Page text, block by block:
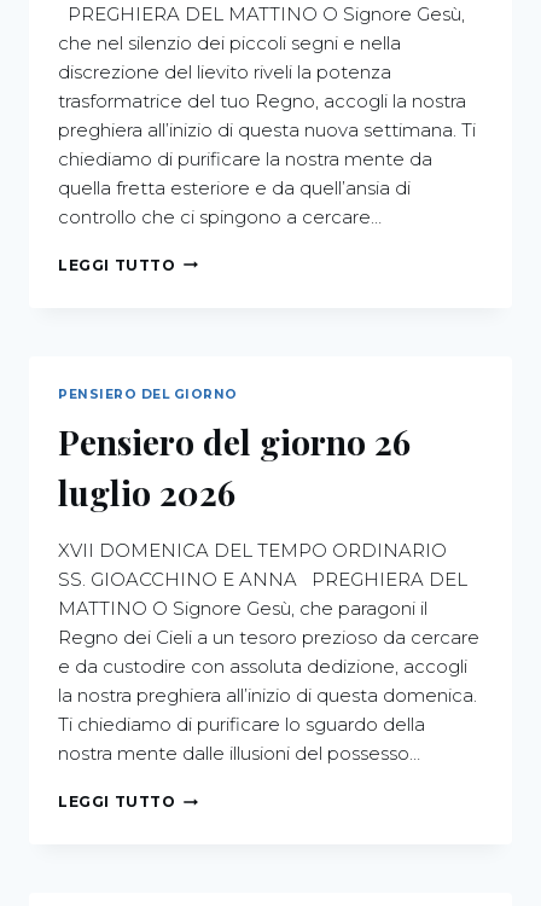
PREGHIERA DEL MATTINO O Signore Gesù,
che nel silenzio dei piccoli segni e nella
discrezione del lievito riveli la potenza
trasformatrice del tuo Regno, accogli la nostra
preghiera all’inizio di questa nuova settimana. Ti
chiediamo di purificare la nostra mente da
quella fretta esteriore e da quell’ansia di
controllo che ci spingono a cercare…
LEGGI TUTTO
PENSIERO DEL GIORNO
Pensiero del giorno 26
luglio 2026
XVII DOMENICA DEL TEMPO ORDINARIO
SS. GIOACCHINO E ANNA PREGHIERA DEL
MATTINO O Signore Gesù, che paragoni il
Regno dei Cieli a un tesoro prezioso da cercare
e da custodire con assoluta dedizione, accogli
la nostra preghiera all’inizio di questa domenica.
Ti chiediamo di purificare lo sguardo della
nostra mente dalle illusioni del possesso…
LEGGI TUTTO